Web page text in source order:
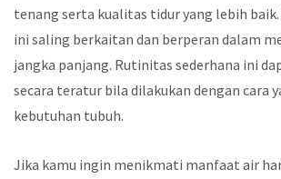
tenang serta kualitas tidur yang lebih
ini saling berkaitan dan berperan dalam
jangka panjang. Rutinitas sederhana ini
secara teratur bila dilakukan dengan cara
kebutuhan tubuh.
Jika kamu ingin menikmati manfaat air